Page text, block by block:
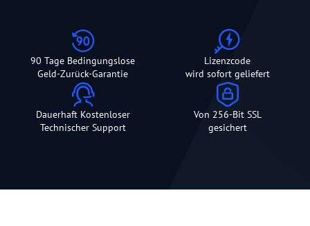
90 Tage Bedingungslose
Geld-Zurück-Garantie
Lizenzcode
wird sofort geliefert
Dauerhaft Kostenloser
Technischer Support
Von 256-Bit SSL
gesichert